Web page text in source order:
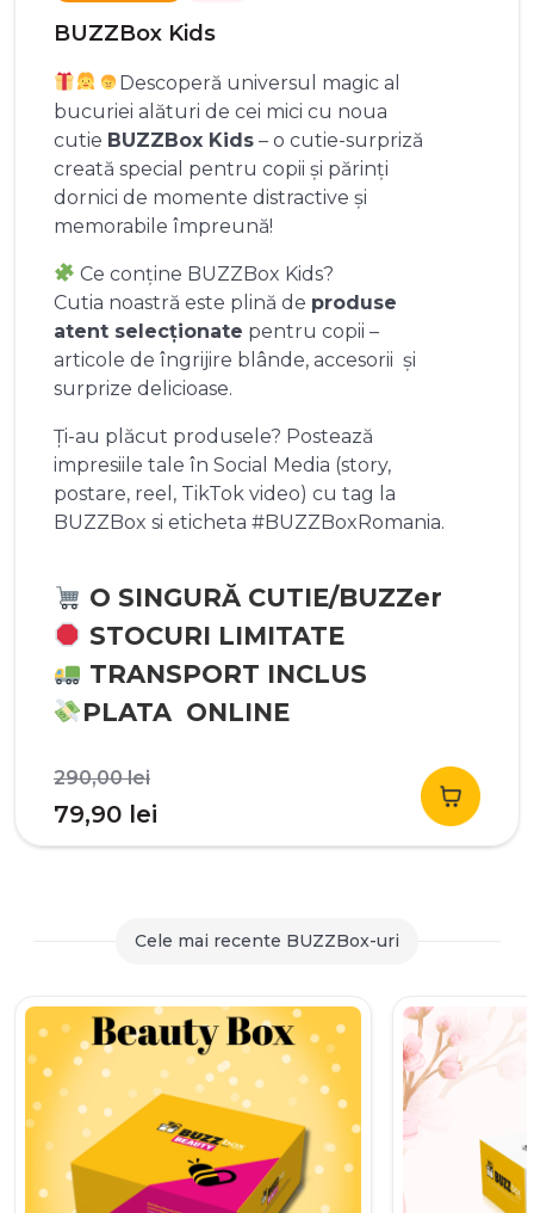
BUZZBox Kids
Descoperă universul magic al
bucuriei alături de cei mici cu noua
cutie BUZZBox Kids – o cutie-surpriză
creată special pentru copii și părinți
dornici de momente distractive și
memorabile împreună!
Ce conține BUZZBox Kids?
Cutia noastră este plină de produse
atent selecționate pentru copii –
articole de îngrijire blânde, accesorii și
surprize delicioase.
Ți-au plăcut produsele? Postează
impresiile tale în Social Media (story,
postare, reel, TikTok video) cu tag la
BUZZBox si eticheta #BUZZBoxRomania.
O SINGURĂ CUTIE/BUZZer
STOCURI LIMITATE
TRANSPORT INCLUS
PLATA ONLINE
290,00leiPrețul
inițial
a
290,00 lei.
79,90 lei
curent
79,90 lei.
Cele mai recente BUZZBox-uri